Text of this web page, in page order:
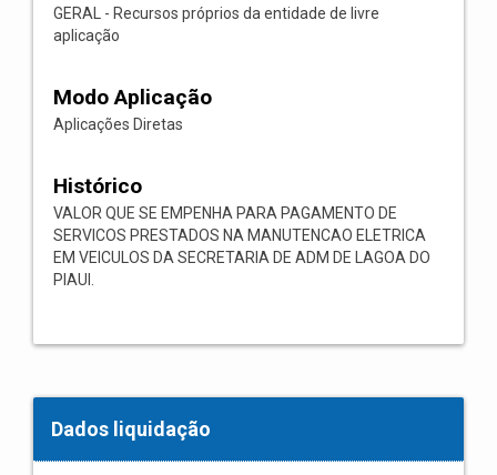
GERAL - Recursos próprios da entidade de livre
aplicação
Modo Aplicação
Aplicações Diretas
Histórico
VALOR QUE SE EMPENHA PARA PAGAMENTO DE
SERVICOS PRESTADOS NA MANUTENCAO ELETRICA
EM VEICULOS DA SECRETARIA DE ADM DE LAGOA DO
PIAUI.
Dados liquidação